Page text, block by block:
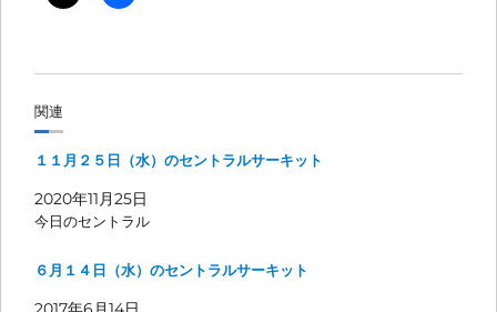
関連
１１月２５日（水）のセントラルサーキット
2020年11月25日
今日のセントラル
６月１４日（水）のセントラルサーキット